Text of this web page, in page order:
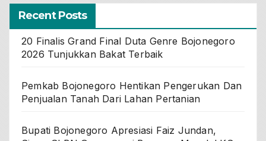
Recent Posts
20 Finalis Grand Final Duta Genre Bojonegoro
2026 Tunjukkan Bakat Terbaik
Pemkab Bojonegoro Hentikan Pengerukan Dan
Penjualan Tanah Dari Lahan Pertanian
Bupati Bojonegoro Apresiasi Faiz Jundan,